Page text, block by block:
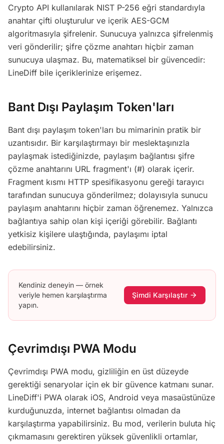
Crypto API kullanılarak NIST P-256 eğri standardıyla
anahtar çifti oluşturulur ve içerik AES-GCM
algoritmasıyla şifrelenir. Sunucuya yalnızca şifrelenmiş
veri gönderilir; şifre çözme anahtarı hiçbir zaman
sunucuya ulaşmaz. Bu, matematiksel bir güvencedir:
LineDiff bile içeriklerinize erişemez.
Bant Dışı Paylaşım Token'ları
Bant dışı paylaşım token'ları bu mimarinin pratik bir
uzantısıdır. Bir karşılaştırmayı bir meslektaşınızla
paylaşmak istediğinizde, paylaşım bağlantısı şifre
çözme anahtarını URL fragment'ı (#) olarak içerir.
Fragment kısmı HTTP spesifikasyonu gereği tarayıcı
tarafından sunucuya gönderilmez; dolayısıyla sunucu
paylaşım anahtarını hiçbir zaman öğrenemez. Yalnızca
bağlantıya sahip olan kişi içeriği görebilir. Bağlantı
yetkisiz kişilere ulaştığında, paylaşımı iptal
edebilirsiniz.
Kendiniz deneyin — örnek
veriyle hemen karşılaştırma
yapın.
Şimdi Karşılaştır arrow_forward
Çevrimdışı PWA Modu
Çevrimdışı PWA modu, gizliliğin en üst düzeyde
gerektiği senaryolar için ek bir güvence katmanı sunar.
LineDiff'i PWA olarak iOS, Android veya masaüstünüze
kurduğunuzda, internet bağlantısı olmadan da
karşılaştırma yapabilirsiniz. Bu mod, verilerin buluta hiç
çıkmamasını gerektiren yüksek güvenlikli ortamlar,